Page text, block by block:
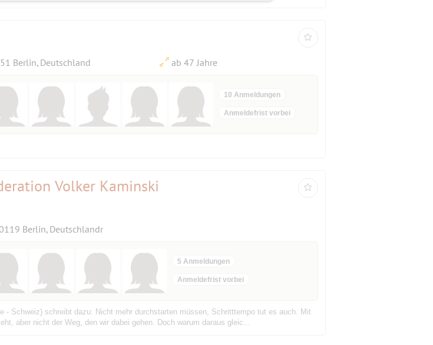
Berlin, Deutschland ab 47 Jahre
10 Anmeldungen
Anmeldefrist vorbei
Volker Kaminski
Berlin, Deutschlandr
5 Anmeldungen
Anmeldefrist vorbei
- Schweiz) schreibt dazu: Nicht mehr durchstarten müssen, Schritttempo tut es auch. Mit
aber nicht der Weg, den wir dabei gehen. Doch warum daraus gleic...